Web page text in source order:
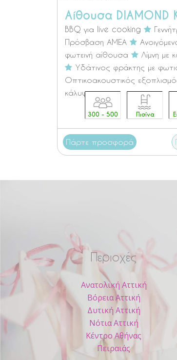
Αίθουσα DIAMOND
BBQ για live cooking
Πρόσβαση ΑΜΕΑ
φωτεινή αίθουσα
Λίμνη με
Υδάτινος φράκτης με
Οπτικοακουστικός
κάλυψη
300 - 500 Πισίνα
Πάρτε προσφορά
Περιοχές
Ανατολική Αττική
Βόρεια Αττική
Δυτική Αττική
Νότια Αττική
Κέντρο Αθήνας
Πειραιάς